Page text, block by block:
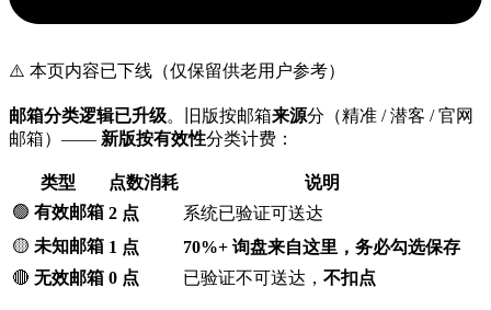
⚠️ 本页内容已下线（仅保留供老用户参考）
邮箱分类逻辑已升级。旧版按邮箱来源分（精准 / 潜客 / 官网
邮箱）—— 新版按有效性分类计费：
类型 点数消耗
说明
🟢 有效邮箱 2 点
系统已验证可送达
🟡 未知邮箱 1 点
70%+ 询盘来自这里，务必勾选保存
🔴 无效邮箱 0 点 已验证不可送达， 不扣点